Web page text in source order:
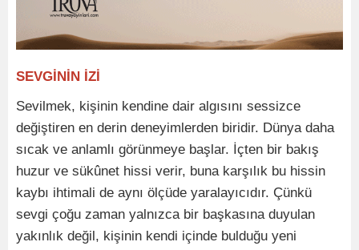
SEVGİNİN İZİ
Sevilmek, kişinin kendine dair algısını sessizce
değiştiren en derin deneyimlerden biridir. Dünya daha
sıcak ve anlamlı görünmeye başlar. İçten bir bakış
huzur ve sükûnet hissi verir, buna karşılık bu hissin
kaybı ihtimali de aynı ölçüde yaralayıcıdır. Çünkü
sevgi çoğu zaman yalnızca bir başkasına duyulan
yakınlık değil, kişinin kendi içinde bulduğu yeni